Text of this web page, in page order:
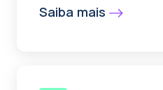
Saiba mais